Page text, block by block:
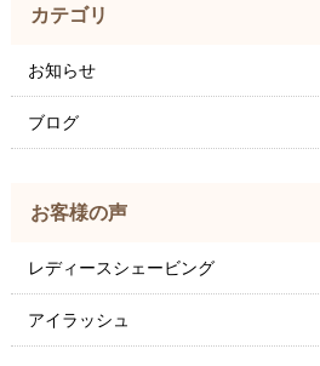
カテゴリ
お知らせ
ブログ
お客様の声
レディースシェービング
アイラッシュ